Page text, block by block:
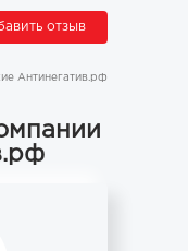
отзыв
Антинегатив.рф